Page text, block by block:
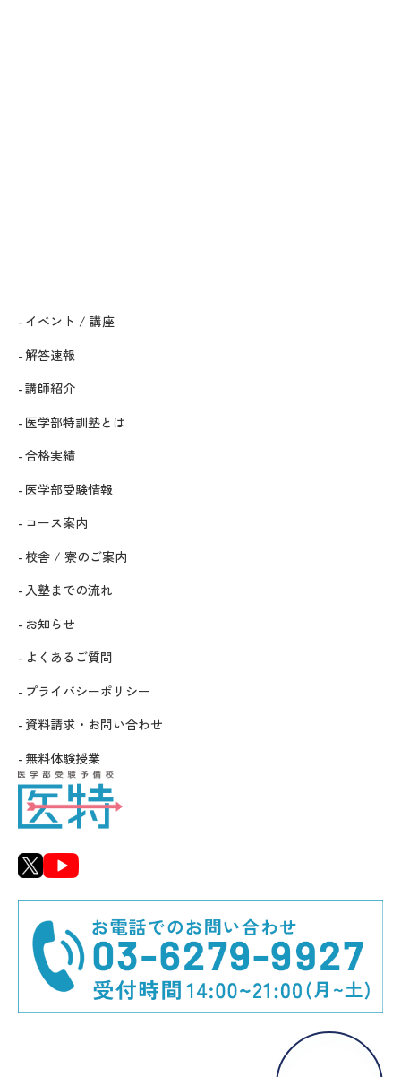
イベント / 講座
解答速報
講師紹介
医学部特訓塾とは
合格実績
医学部受験情報
コース案内
校舎 / 寮のご案内
入塾までの流れ
お知らせ
よくあるご質問
プライバシーポリシー
資料請求・お問い合わせ
無料体験授業